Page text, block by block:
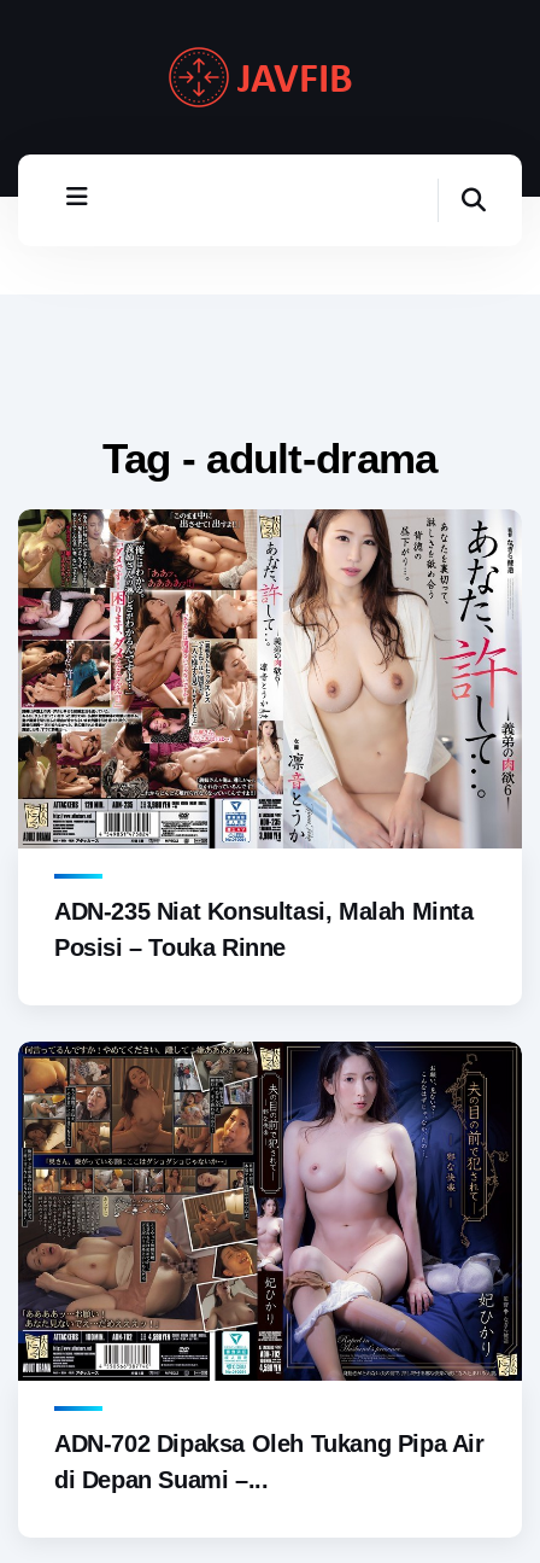
Tag - adult-drama
ADN-235 Niat Konsultasi, Malah Minta
Posisi – Touka Rinne
ADN-702 Dipaksa Oleh Tukang Pipa Air
di Depan Suami –...